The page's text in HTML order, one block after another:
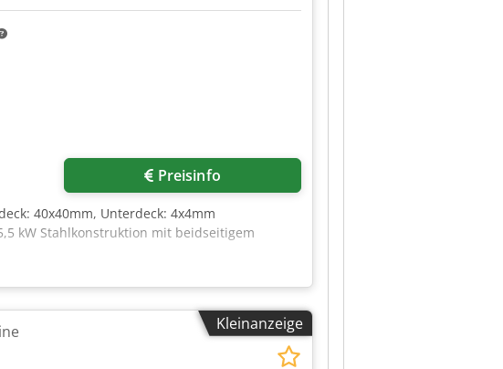
Preisinfo
40x40mm, Unterdeck: 4x4mm
kW Stahlkonstruktion mit beidseitigem
Kleinanzeige